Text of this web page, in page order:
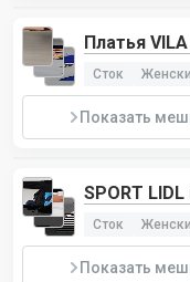
Платья
Сток
Показать
SPORT
Сток
Показать